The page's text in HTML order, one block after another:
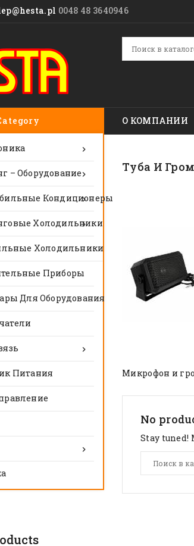
0048 48 3640946
О КОМПАНИИ


– Оборудование

Кондиционеры

Холодильники
Холодильники
Приборы
Для Оборудования

Питания

Tуба И
Микрофон и
No
Stay tuned!